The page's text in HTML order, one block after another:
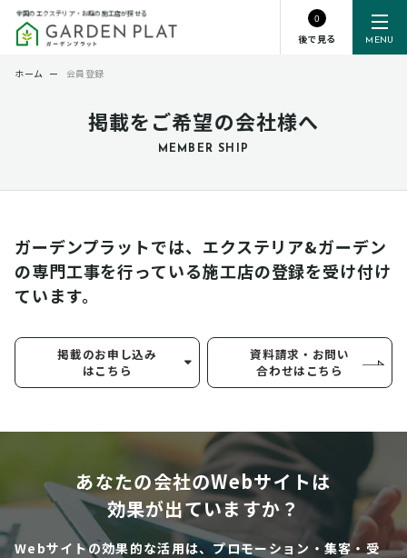
MENU
全国のエクステリア・お庭の施工店が探せる
0
後で見る
掲載をご希望の会社様へ
MEMBER SHIP
ホーム ー 会員登録
ガーデンプラットでは、エクステリア&ガーデン
の専門工事を行っている施工店の登録を受け付け
ています。
掲載のお申し込み
はこちら
資料請求・お問い
合わせはこちら
あなたの会社のWebサイトは
効果が出ていますか？
Webサイトの効果的な活用は、プロモーション・集客・受